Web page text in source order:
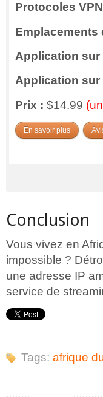
Protocoles
Emplacements
Application sur
Application sur
Prix : $14.99
En savoir plus
Conclusion
Vous vivez en
impossible ?
une adresse IP
service de
Tags: afrique